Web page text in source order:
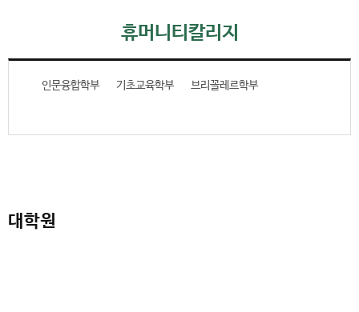
휴머니티칼리지
인문융합학부 기초교육학부 브리꼴레르학부
대학원